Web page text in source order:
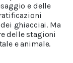
e delle
ghiacciai. Ma
delle stagioni
e animale.